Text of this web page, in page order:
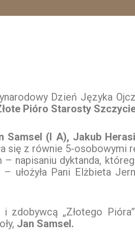
Dzień Języka
Pióro Starosty
Samsel (I A), Jakub
się z równie 5-osobowymi
– napisaniu dyktanda,
Pani Elżbieta
zdobywcą „Złotego
Jan Samsel.